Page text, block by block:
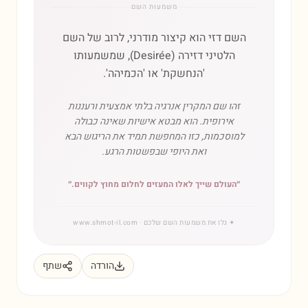
משמעות השם
השם דזי הוא קיצור מודרני, לרוב של השם
הלטיני דזירה (Desirée), שמשמעותו
'הנחשקת' או 'הכמיהה'.
זהו שם המקרין אנרגיה בלתי אמצעית ורעננות
אירופית. הוא מבטא אישיות שאינה כבולה
למוסכמות, כזו המחפשת תמיד את הריגוש הבא
ואת היופי שבפשטות הרגע.
״העולם שייך לאלו המעזים לחלום מחוץ לקווים.״
✦ גלו את משמעות השם שלכם · www.shmot-il.com
הורדה שתף